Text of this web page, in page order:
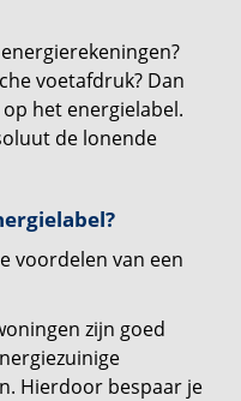
voetafdruk? Dan
het energielabel.
de lonende
voordelen van een
zijn goed
Hierdoor bespaar je